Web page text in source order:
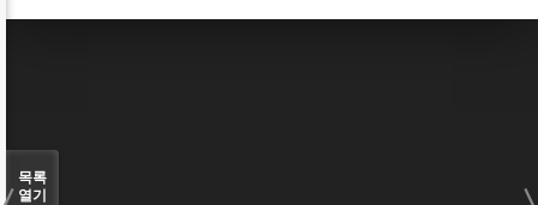
목록
열기